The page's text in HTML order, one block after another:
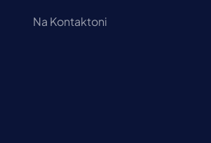
Na Kontaktoni